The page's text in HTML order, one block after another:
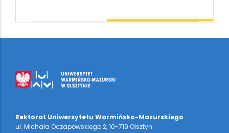
Rektorat Uniwersytetu Warmińsko-Mazurskiego
ul. Michała Oczapowskiego 2, 10-719 Olsztyn